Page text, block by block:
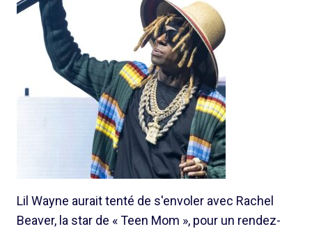
Lil Wayne aurait tenté de s'envoler avec Rachel
Beaver, la star de « Teen Mom », pour un rendez-